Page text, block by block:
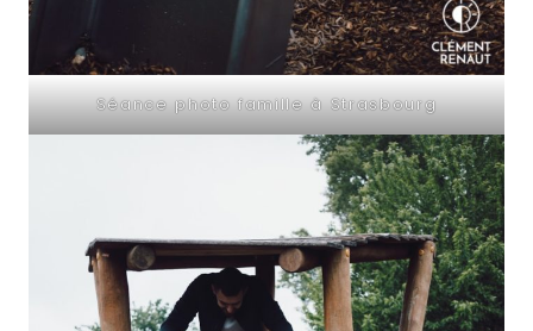
Séance photo famille à Strasbourg